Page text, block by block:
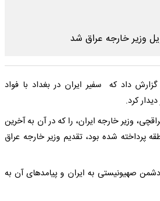
داد که سفیر ایران در بغداد با فواد
کرد.
وزیر خارجه ایران، را که در آن به آخرین
پرداخته شده بود، تقدیم وزیر خارجه عراق
صهیونیستی به ایران و پیامدهای آن به